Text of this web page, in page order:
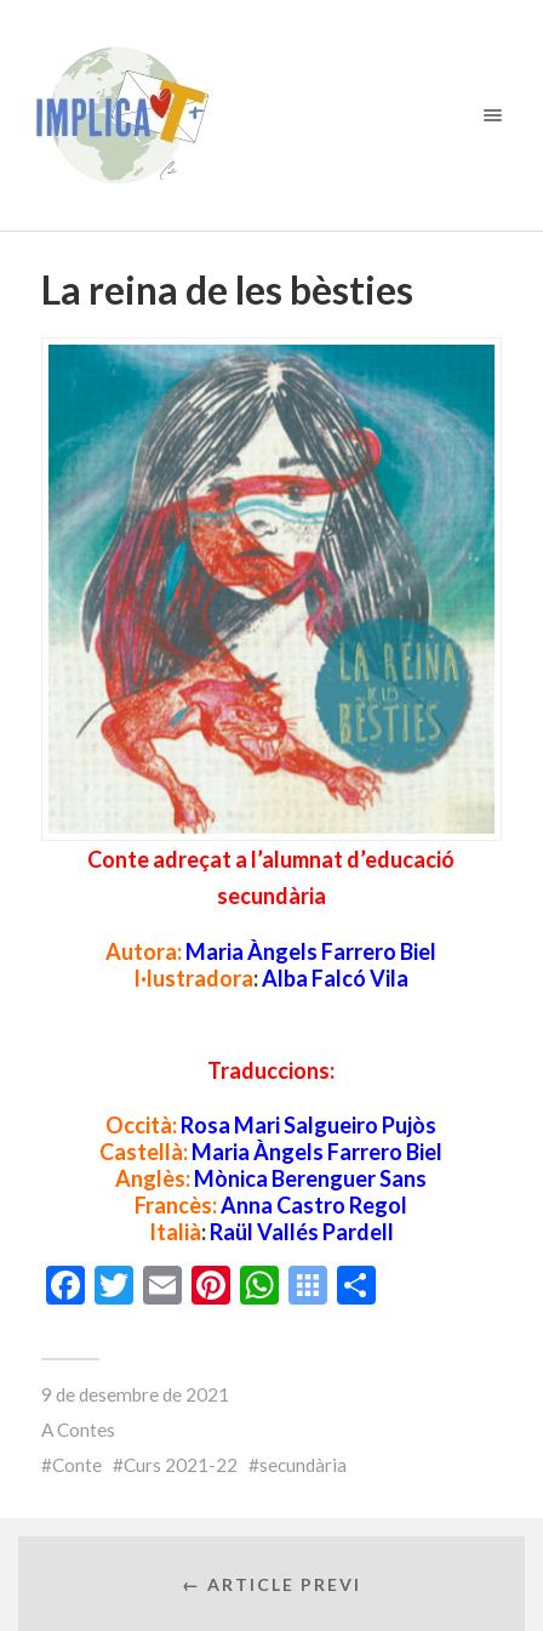
La reina de les bèsties
Conte adreçat a l’alumnat d’educació
secundària
Autora:Maria Àngels Farrero Biel
I·lustradora:Alba Falcó Vila
Traduccions:
Occità:Rosa Mari Salgueiro Pujòs
Castellà:Maria Àngels Farrero Biel
Anglès:Mònica Berenguer Sans
Francès:Anna Castro Regol
Italià:Raül Vallés Pardell
Facebook
Twitter
EmailPinterest
WhatsApp
Symbaloo
9 de desembre de 2021
AContes
Conte
Curs 2021-22 secundària
← ARTICLE PREVI